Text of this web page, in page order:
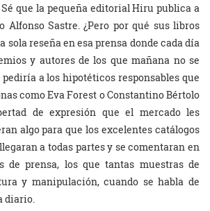
Sé que la pequeña editorial Hiru publica a
Alfonso Sastre. ¿Pero por qué sus libros
sola reseña en esa prensa donde cada día
y autores de los que mañana no se
a los hipotéticos responsables que
como Eva Forest o Constantino Bértolo
de expresión que el mercado les
algo para que los excelentes catálogos
a todas partes y se comentaran en
de prensa, los que tantas muestras de
y manipulación, cuando se habla de
diario.